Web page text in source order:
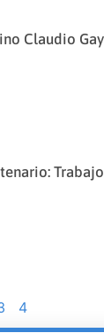
Claudio
4